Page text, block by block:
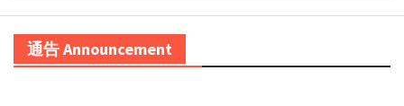
通告 Announcement